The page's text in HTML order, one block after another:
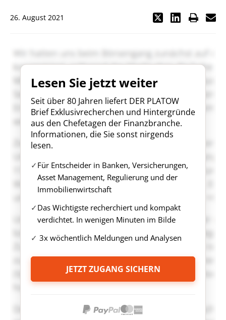
26. August 2021
Lesen Sie jetzt weiter
Seit über 80 Jahren liefert DER PLATOW
Brief Exklusivrecherchen und Hintergründe
aus den Chefetagen der Finanzbranche.
Informationen, die Sie sonst nirgends
lesen.
Für Entscheider in Banken, Versicherungen,
Asset Management, Regulierung und der
Immobilienwirtschaft
Das Wichtigste recherchiert und kompakt
verdichtet. In wenigen Minuten im Bilde
3x wöchentlich Meldungen und Analysen
JETZT ZUGANG SICHERN